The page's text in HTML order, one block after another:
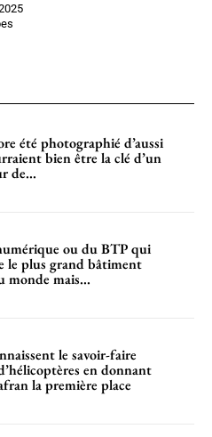
été photographié d’aussi
bien être la clé d’un
de...
ou du BTP qui
le plus grand bâtiment
monde mais...
le savoir-faire
en donnant
la première place